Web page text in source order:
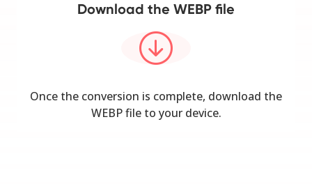
Download the WEBP file
Once the conversion is complete, download the
WEBP file to your device.